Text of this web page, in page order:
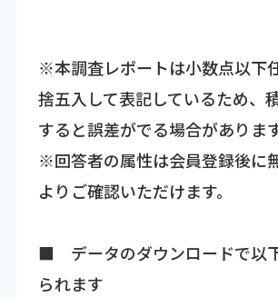
※本調査レポートは小数点以下
捨五入して表記しているため、
すると誤差がでる場合があります
※回答者の属性は会員登録後に
よりご確認いただけます。
■ データのダウンロードで以
られます